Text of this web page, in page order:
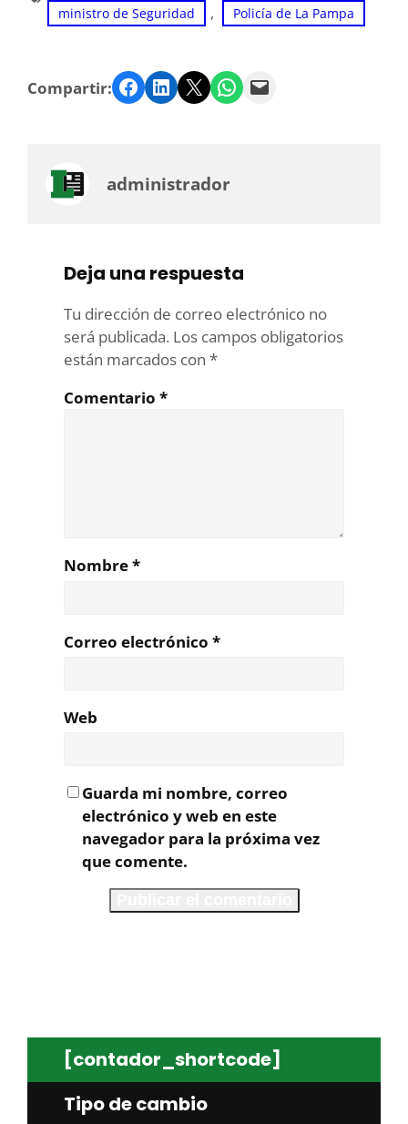
ministro de Seguridad , Policía de La Pampa
Compartir: Facebook LinkedIn Twitter WhatsApp Email
administrador
Deja una respuesta
Tu dirección de correo electrónico no
será publicada. Los campos obligatorios
están marcados con *
Comentario *
Nombre*
Correo electrónico *
Web
Guarda mi nombre, correo
electrónico y web en este
navegador para la próxima vez
que comente.
[contador_shortcode]
Tipo de cambio